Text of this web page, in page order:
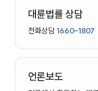
대륜법률 상담
전화상담1660-1807
언론보도